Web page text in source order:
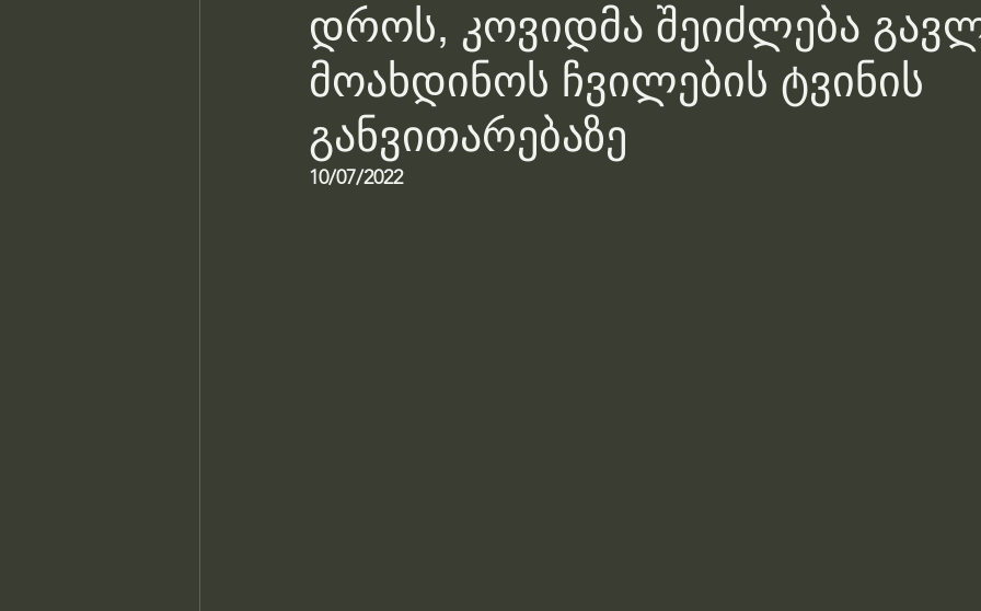
დროს, კოვიდმა შეიძლება
მოახდინოს ჩვილების ტვინის
განვითარებაზე
10/07/2022